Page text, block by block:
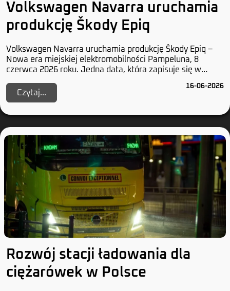
Volkswagen Navarra uruchamia
produkcję Škody Epiq
Volkswagen Navarra uruchamia produkcję Škody Epiq –
Nowa era miejskiej elektromobilności Pampeluna, 8
czerwca 2026 roku. Jedna data, która zapisuje się w
Czytaj...
16-06-2026
Rozwój stacji ładowania dla
ciężarówek w Polsce